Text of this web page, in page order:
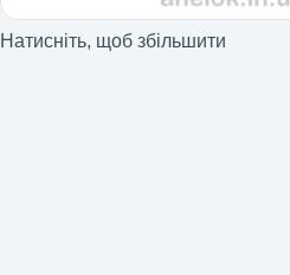
Натисніть, щоб збільшити